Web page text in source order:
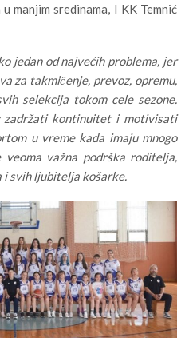
manjim sredinama, I KK Temnić
jedan od najvećih problema, jer
za takmičenje, prevoz, opremu,
selekcija tokom cele sezone.
zadržati kontinuitet i motivisati
u vreme kada imaju mnogo
važna podrška roditelja,
i svih ljubitelja košarke.